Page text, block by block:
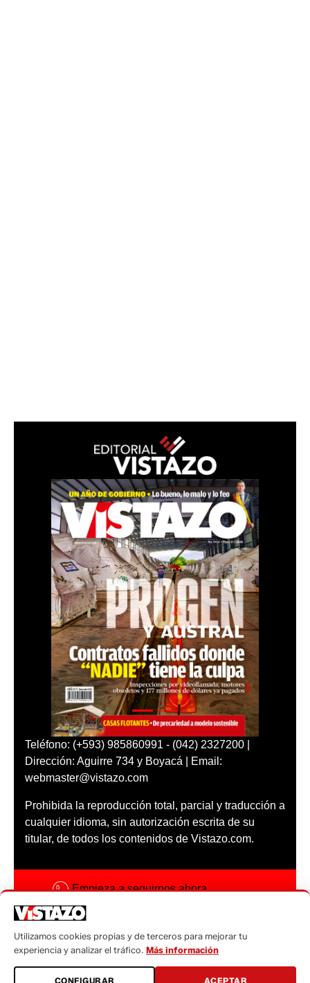
Teléfono: (+593) 985860991 - (042) 2327200 |
Dirección: Aguirre 734 y Boyacá | Email:
webmaster@vistazo.com
Prohibida la reproducción total, parcial y traducción a
cualquier idioma, sin autorización escrita de su
titular, de todos los contenidos de Vistazo.com.
Empieza a seguirnos ahora
Código ética
Sugerencias a:
Utilizamos cookies propias y de terceros para mejorar tu
experiencia y analizar el tráfico. Más información
CONFIGURAR ACEPTAR